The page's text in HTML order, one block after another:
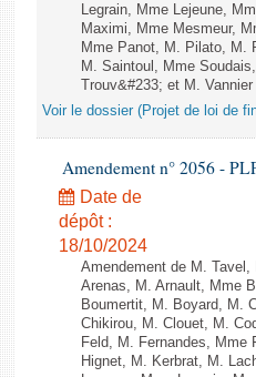
Legrain, Mme Lejeune,
Maximi, Mme Mesmeur,
Mme Panot, M. Pilato, M.
M. Saintoul, Mme
Trouv&#233; et M.
Voir le dossier (Projet de loi de
Amendement n° 2056 -
Date de
dépôt :
18/10/2024
Amendement de M.
Arenas, M. Arnault, Mme
Boumertit, M. Boyard, M.
Chikirou, M. Clouet, M.
Feld, M. Fernandes, Mme
Hignet, M. Kerbrat, M.